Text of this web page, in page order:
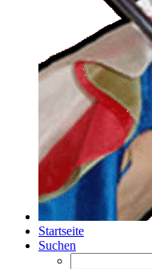
Startseite
Suchen